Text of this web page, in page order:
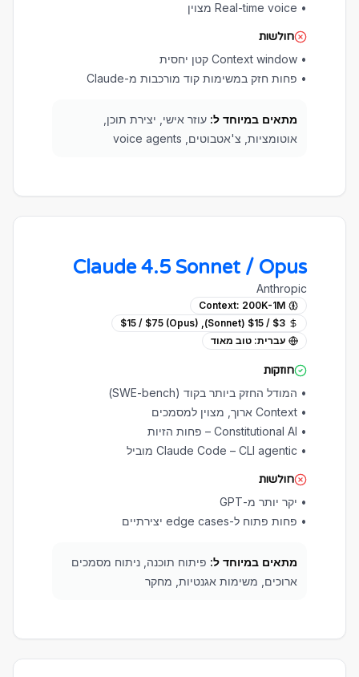
• Real-time voice מצוין
חולשות
• Context window קטן יחסית
• פחות חזק במשימות קוד מורכבות מ-Claude
מתאים במיוחד ל: עוזר אישי, יצירת תוכן,
אוטומציות, צ'אטבוטים, voice agents
Claude 4.5 Sonnet / Opus
Anthropic
Context: 200K-1M
$3 / $15 (Sonnet), $15 / $75 (Opus)
עברית: טוב מאוד
חוזקות
• המודל החזק ביותר בקוד (SWE-bench)
• Context ארוך, מצוין למסמכים
• Constitutional AI – פחות הזיות
• Claude Code – CLI agentic מוביל
חולשות
• יקר יותר מ-GPT
• פחות פתוח ל-edge cases יצירתיים
מתאים במיוחד ל: פיתוח תוכנה, ניתוח מסמכים
ארוכים, משימות אגנטיות, מחקר